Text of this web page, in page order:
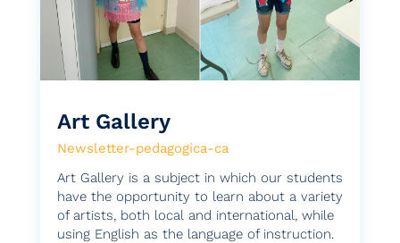
Art Gallery
Newsletter-pedagogica-ca
Art Gallery is a subject in which our students
have the opportunity to learn about a variety
of artists, both local and international, while
using English as the language of instruction.